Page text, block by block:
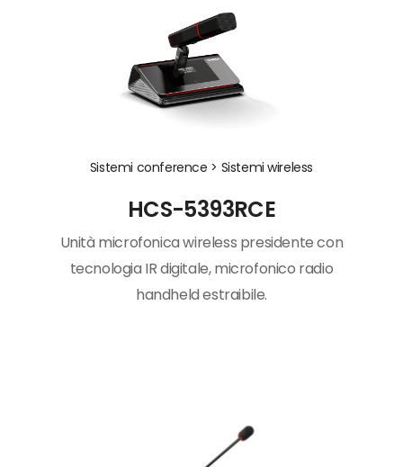
Sistemi conference > Sistemi wireless
HCS-5393RCE
Unità microfonica wireless presidente con
tecnologia IR digitale, microfonico radio
handheld estraibile.